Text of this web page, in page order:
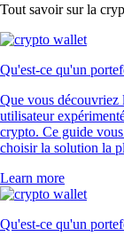
Tout savoir sur la
Qu'est-ce qu'un
Que vous découvriez
utilisateur
crypto. Ce guide
choisir la solution la
Learn more
Qu'est-ce qu'un